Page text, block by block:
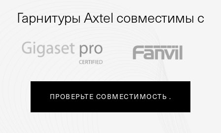
Гарнитуры Axtel совместимы с
ПРОВЕРЬТЕ СОВМЕСТИМОСТЬ .